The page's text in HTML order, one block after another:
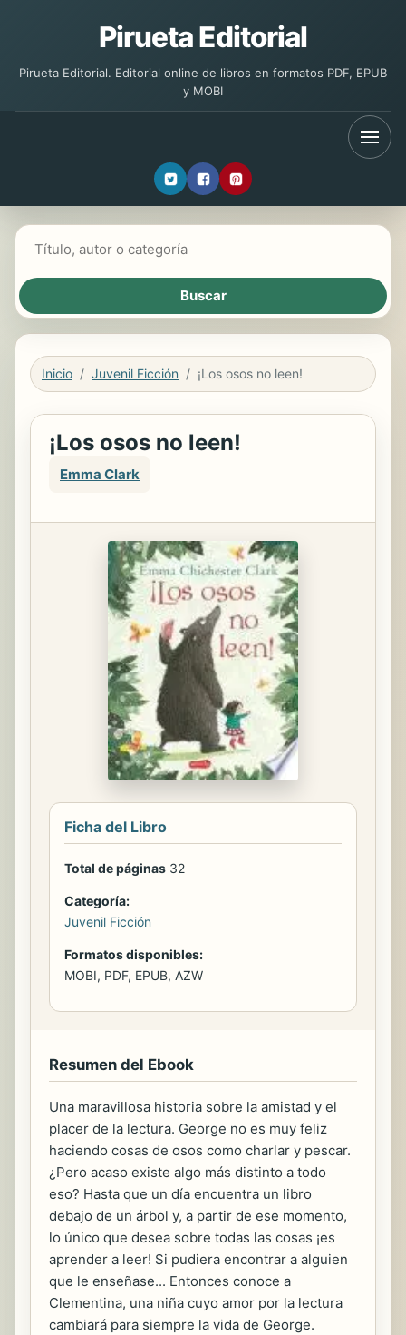
Pirueta Editorial
Pirueta Editorial. Editorial online de libros en formatos PDF, EPUB
y MOBI
Inicio Juvenil Ficción ¡Los osos no leen!
¡Los osos no leen!
Emma Clark
Ficha del Libro
Total de páginas 32
Categoría:
Juvenil Ficción
Formatos disponibles:
MOBI, PDF, EPUB, AZW
Resumen del Ebook
Una maravillosa historia sobre la amistad y el
placer de la lectura. George no es muy feliz
haciendo cosas de osos como charlar y pescar.
¿Pero acaso existe algo más distinto a todo
eso? Hasta que un día encuentra un libro
debajo de un árbol y, a partir de ese momento,
lo único que desea sobre todas las cosas ¡es
aprender a leer! Si pudiera encontrar a alguien
que le enseñase... Entonces conoce a
Clementina, una niña cuyo amor por la lectura
cambiará para siempre la vida de George.